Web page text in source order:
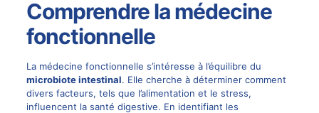
Comprendre la médecine
fonctionnelle
La médecine fonctionnelle s’intéresse à l’équilibre du
microbiote intestinal. Elle cherche à déterminer comment
divers facteurs, tels que l’alimentation et le stress,
influencent la santé digestive. En identifiant les